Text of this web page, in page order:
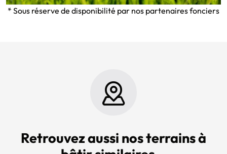
* Sous réserve de disponibilité par nos partenaires fonciers
Retrouvez aussi nos terrains à